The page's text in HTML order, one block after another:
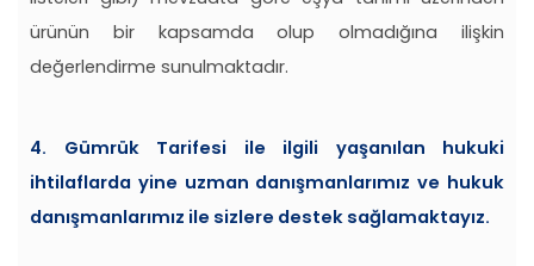
ürünün bir kapsamda olup olmadığına ilişkin
değerlendirme sunulmaktadır.
4. Gümrük Tarifesi ile ilgili yaşanılan hukuki
ihtilaflarda yine uzman danışmanlarımız ve hukuk
danışmanlarımız ile sizlere destek sağlamaktayız.